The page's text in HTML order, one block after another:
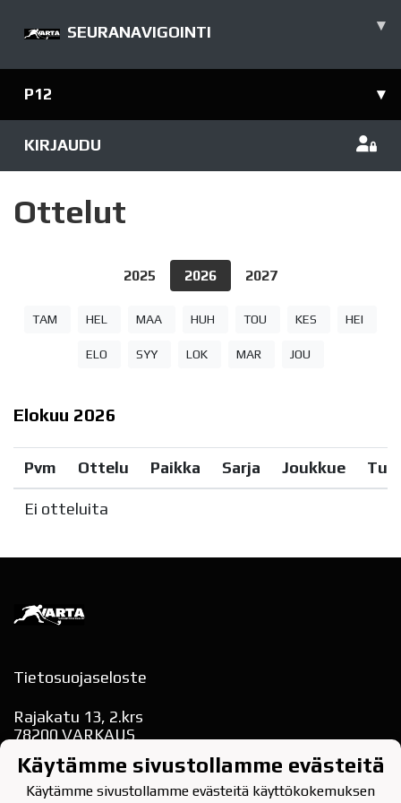
SEURANAVIGOINTI ▾
P12 ▾
KIRJAUDU
Ottelut
2025 2026 2027
TAM HEL MAA HUH TOU KES HEI
ELO SYY LOK MAR JOU
Elokuu 2026
Pvm Ottelu Paikka Sarja Joukkue
Ei otteluita
Tietosuojaseloste
Rajakatu 13, 2.krs
78200 VARKAUS
varkauden.tarmo(at)gmail.com
Käytämme sivustollamme evästeitä
Käytämme sivustollamme evästeitä käyttökokemuksen